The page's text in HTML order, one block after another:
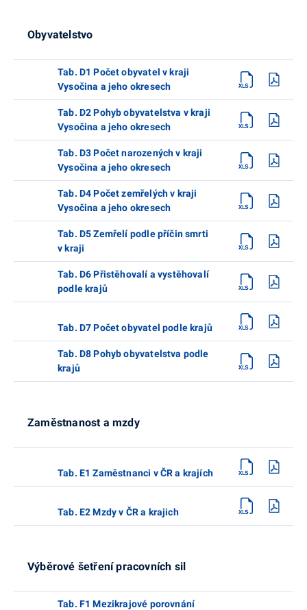
Obyvatelstvo
Tab. D1 Počet obyvatel v kraji
Vysočina a jeho okresech
Tab. D2 Pohyb obyvatelstva v kraji
Vysočina a jeho okresech
Tab. D3 Počet narozených v kraji
Vysočina a jeho okresech
Tab. D4 Počet zemřelých v kraji
Vysočina a jeho okresech
Tab. D5 Zemřelí podle příčin smrti
v kraji
Tab. D6 Přistěhovalí a vystěhovalí
podle krajů
Tab. D7 Počet obyvatel podle krajů
Tab. D8 Pohyb obyvatelstva podle
krajů
Zaměstnanost a mzdy
Tab. E1 Zaměstnanci v ČR a krajích
Tab. E2 Mzdy v ČR a krajich
Výběrové šetření pracovních sil
Tab. F1 Mezikrajové porovnání